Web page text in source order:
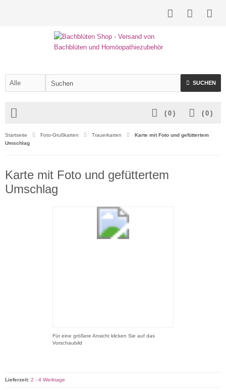
SUCHEN
( 0 )
( 0 )
Startseite Foto-Grußkarten Trauerkarten
Karte mit Foto und gefüttertem
Umschlag
Karte mit Foto und gefüttertem
Umschlag
Für eine größere Ansicht klicken Sie auf das
Vorschaubild
Lieferzeit: 2 - 4 Werktage